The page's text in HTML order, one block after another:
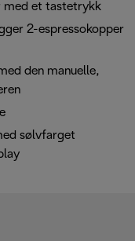
med et tastetrykk
2-espressokopper
den manuelle,
sølvfarget